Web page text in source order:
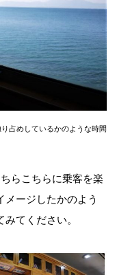
占めしているかのような時間
らこちらに乗客を楽
メージしたかのよう
てください。